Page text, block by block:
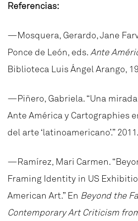
Referencias:
—Mosquera, Gerardo, Jane
Ponce de León, eds.Ante
Biblioteca Luis Ángel Arango,
—Piñero, Gabriela. “Una mirada
Ante América y Cartographies
del arte ‘latinoamericano’.” 2011.
—Ramírez, Mari Carmen.
Framing Identity in US
American Art.” En Beyond the
Contemporary Art Criticism